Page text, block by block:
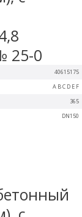
40615175
DN150
365
A B C D E F
25-0